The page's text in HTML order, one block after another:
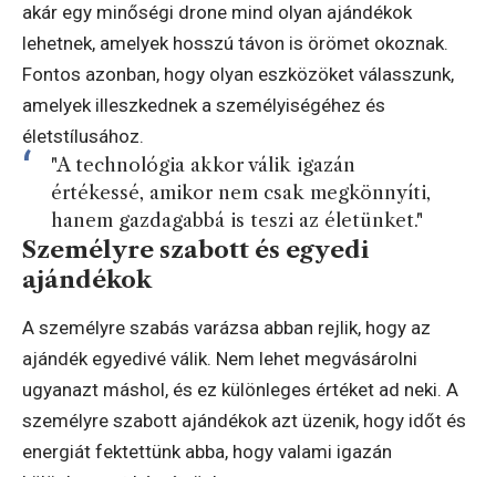
akár egy minőségi drone mind olyan ajándékok
lehetnek, amelyek hosszú távon is örömet okoznak.
Fontos azonban, hogy olyan eszközöket válasszunk,
amelyek illeszkednek a személyiségéhez és
életstílusához.
"A technológia akkor válik igazán
értékessé, amikor nem csak megkönnyíti,
hanem gazdagabbá is teszi az életünket."
Személyre szabott és egyedi
ajándékok
A személyre szabás varázsa abban rejlik, hogy az
ajándék egyedivé válik. Nem lehet megvásárolni
ugyanazt máshol, és ez különleges értéket ad neki. A
személyre szabott ajándékok azt üzenik, hogy időt és
energiát fektettünk abba, hogy valami igazán